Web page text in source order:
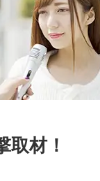
材！